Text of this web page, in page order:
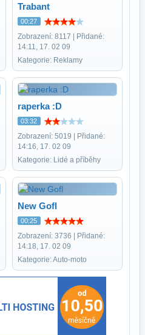
Trabant
00:27
Zobrazení: 8117 | Přidané:
14:11, 17. 02 09
Kategorie: Reklamy
raperka :D
03:32
Zobrazení: 5019 | Přidané:
14:16, 17. 02 09
Kategorie: Lidé a příběhy
New Gofl
00:25
Zobrazení: 3736 | Přidané:
14:18, 17. 02 09
Kategorie: Auto-moto